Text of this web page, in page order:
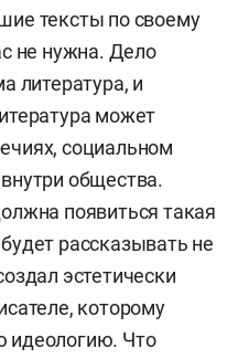
тексты по своему
не нужна. Дело
литература, и
может
социальном
общества.
появиться такая
рассказывать не
эстетически
которому
идеологию. Что